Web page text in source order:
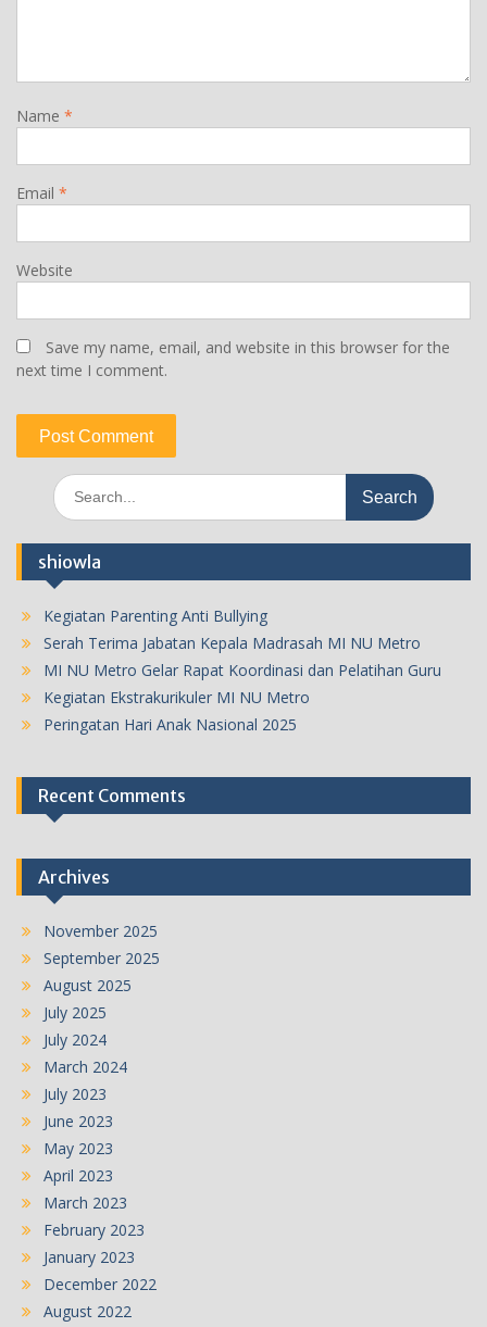
Name *
Email *
Website
Save my name, email, and website in this browser for the
next time I comment.
Search
for:
shiowla
Kegiatan Parenting Anti Bullying
Serah Terima Jabatan Kepala Madrasah MI NU Metro
MI NU Metro Gelar Rapat Koordinasi dan Pelatihan Guru
Kegiatan Ekstrakurikuler MI NU Metro
Peringatan Hari Anak Nasional 2025
Recent Comments
Archives
November 2025
September 2025
August 2025
July 2025
July 2024
March 2024
July 2023
June 2023
May 2023
April 2023
March 2023
February 2023
January 2023
December 2022
August 2022